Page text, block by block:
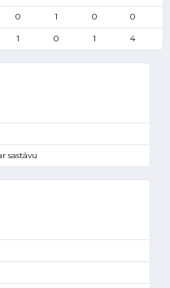
0 1 0 0
1 0 1 4
sastāvu